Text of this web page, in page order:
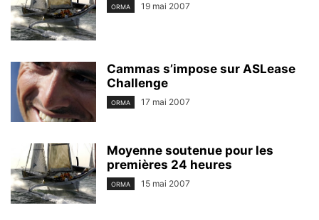
ORMA 19 mai 2007
Cammas s’impose sur ASLease
Challenge
ORMA 17 mai 2007
Moyenne soutenue pour les
premières 24 heures
ORMA 15 mai 2007